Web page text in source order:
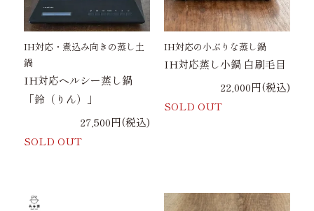
IH対応・煮込み向きの蒸し土
鍋
IH対応ヘルシー蒸し鍋
「鈴（りん）」
27,500円(税込)
SOLD OUT
IH対応の小ぶりな蒸し鍋
IH対応蒸し小鍋 白刷毛目
22,000円(税込)
SOLD OUT